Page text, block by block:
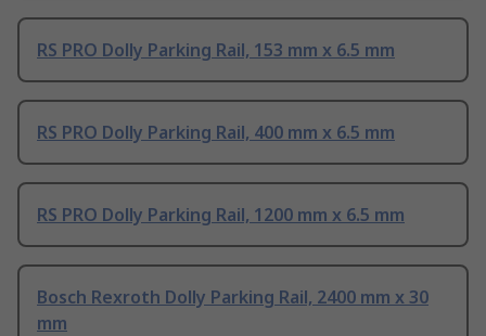
RS PRO Dolly Parking Rail, 153 mm x 6.5 mm
RS PRO Dolly Parking Rail, 400 mm x 6.5 mm
RS PRO Dolly Parking Rail, 1200 mm x 6.5 mm
Bosch Rexroth Dolly Parking Rail, 2400 mm x 30
mm